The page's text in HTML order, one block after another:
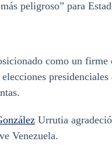
peligroso” para
como un
Urrutia
Venezuela.